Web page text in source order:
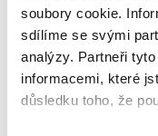
soubory cookie.
sdílíme se svými
analýzy. Partneři
informacemi, které
důsledku toho, že
zástěny Walk-in
Onyx - 8 mm -
černá matná - 15
Skladem > 10 ks
890 Kč